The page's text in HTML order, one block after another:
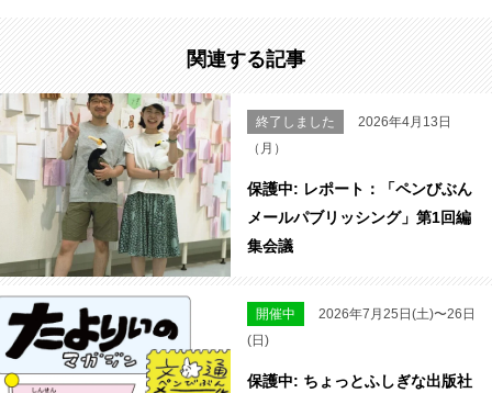
関連する記事
終了しました
2026年4月13日
（月）
保護中: レポート：「ペンびぶん
メールパブリッシング」第1回編
集会議
開催中
2026年7月25日(土)〜26日
(日)
保護中: ちょっとふしぎな出版社